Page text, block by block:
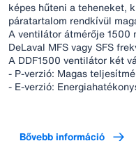
képes hűteni a teheneket,
páratartalom rendkívül
A ventilátor átmérője 1500
DeLaval MFS vagy SFS
A DDF1500 ventilátor két
- P-verzió: Magas
- E-verzió:
Bővebb információ